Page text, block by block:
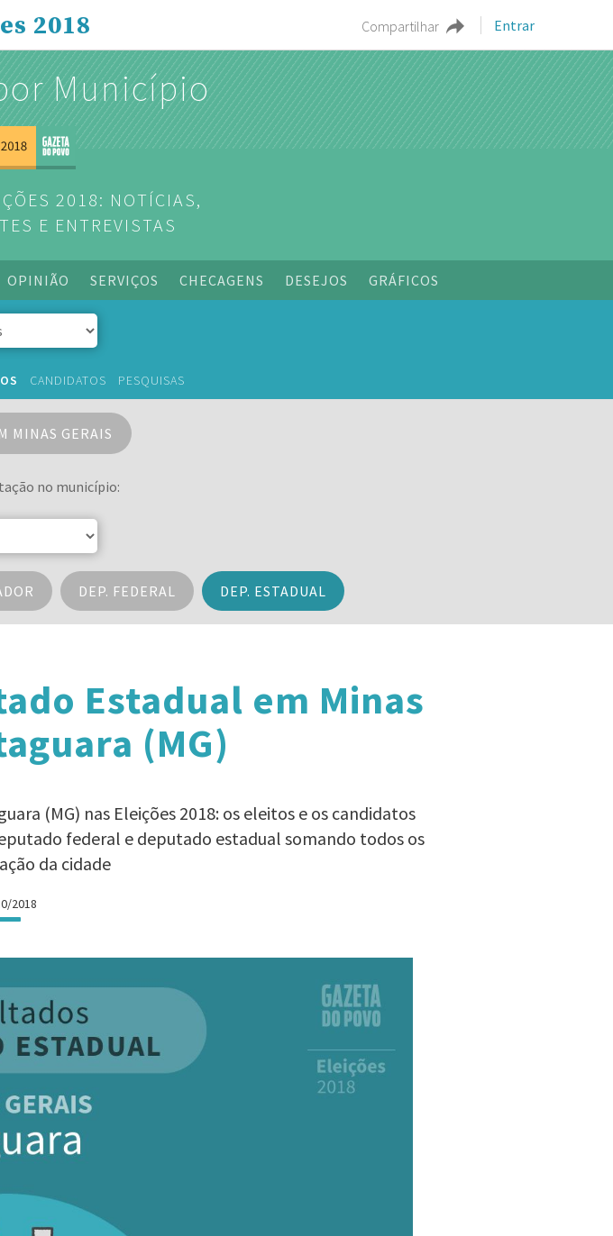
Compartilhar Entrar
2018
Município
2018: NOTÍCIAS,
E ENTREVISTAS
OPINIÃO SERVIÇOS CHECAGENS DESEJOS GRÁFICOS
CANDIDATOS PESQUISAS
MINAS GERAIS
no município:
DEP. FEDERAL DEP. ESTADUAL
Estadual em Minas
(MG)
(MG) nas Eleições 2018: os eleitos e os candidatos
federal e deputado estadual somando todos os
da cidade
2018